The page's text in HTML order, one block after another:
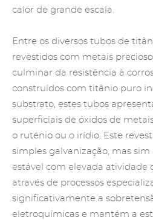
calor de grande escala.
Entre os diversos tubos de
revestidos com metais
culminar da resistência à
construídos com titânio puro
substrato, estes tubos
superficiais de óxidos de
o ruténio ou o irídio. Este
simples galvanização, mas
estável com elevada atividade
através de processos
significativamente a
eletroquímicas e mantém a